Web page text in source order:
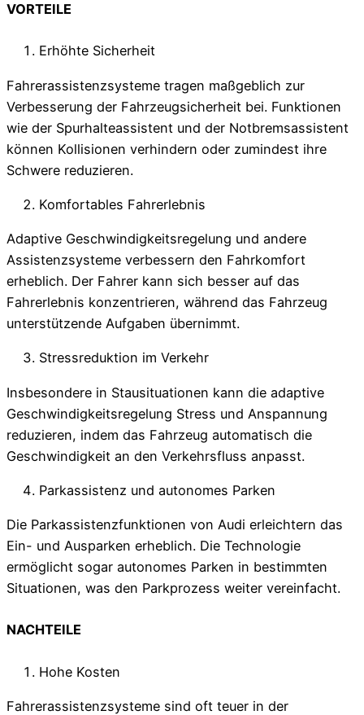
VORTEILE
Erhöhte Sicherheit
Fahrerassistenzsysteme tragen maßgeblich zur
Verbesserung der Fahrzeugsicherheit bei. Funktionen
wie der Spurhalteassistent und der Notbremsassistent
können Kollisionen verhindern oder zumindest ihre
Schwere reduzieren.
Komfortables Fahrerlebnis
Adaptive Geschwindigkeitsregelung und andere
Assistenzsysteme verbessern den Fahrkomfort
erheblich. Der Fahrer kann sich besser auf das
Fahrerlebnis konzentrieren, während das Fahrzeug
unterstützende Aufgaben übernimmt.
Stressreduktion im Verkehr
Insbesondere in Stausituationen kann die adaptive
Geschwindigkeitsregelung Stress und Anspannung
reduzieren, indem das Fahrzeug automatisch die
Geschwindigkeit an den Verkehrsfluss anpasst.
Parkassistenz und autonomes Parken
Die Parkassistenzfunktionen von Audi erleichtern das
Ein- und Ausparken erheblich. Die Technologie
ermöglicht sogar autonomes Parken in bestimmten
Situationen, was den Parkprozess weiter vereinfacht.
NACHTEILE
Hohe Kosten
Fahrerassistenzsysteme sind oft teuer in der